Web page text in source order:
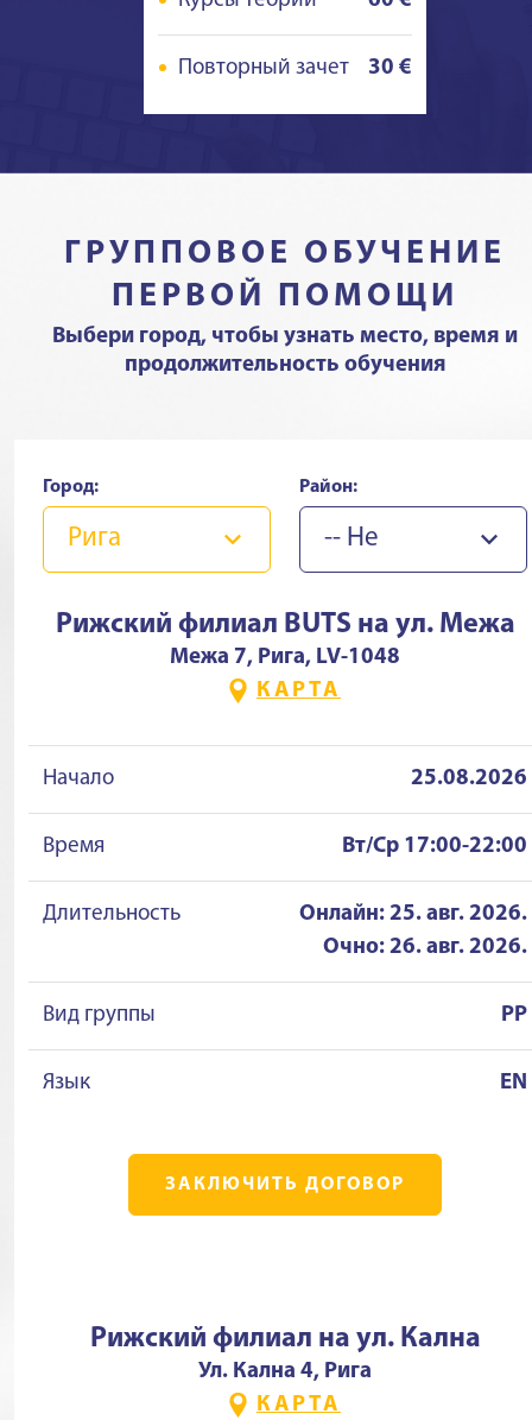
Повторный зачет 30 €
ГРУППОВОЕ ОБУЧЕНИЕ
ПЕРВОЙ ПОМОЩИ
Выбери город, чтобы узнать место, время и
продолжительность обучения
Город:
Ригa
Район:
-- Не
Рижский филиал BUTS на ул. Межа
Межа 7, Рига, LV-1048
КАРТА
Начало 25.08.2026
Время Вт/Ср 17:00-22:00
Длительность
Онлайн: 25. авг. 2026.
Очно: 26. авг. 2026.
Вид группы PP
Язык EN
ЗАКЛЮЧИТЬ ДОГОВОР
Рижский филиал на ул. Кална
Ул. Кална 4, Рига
КАРТА